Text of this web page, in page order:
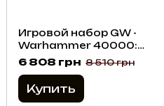
Игровой набор GW -
Warhammer 40000:
Genestealer Cults -
Biosantic Broodsurge
6 808 грн 8 510 грн
Купить